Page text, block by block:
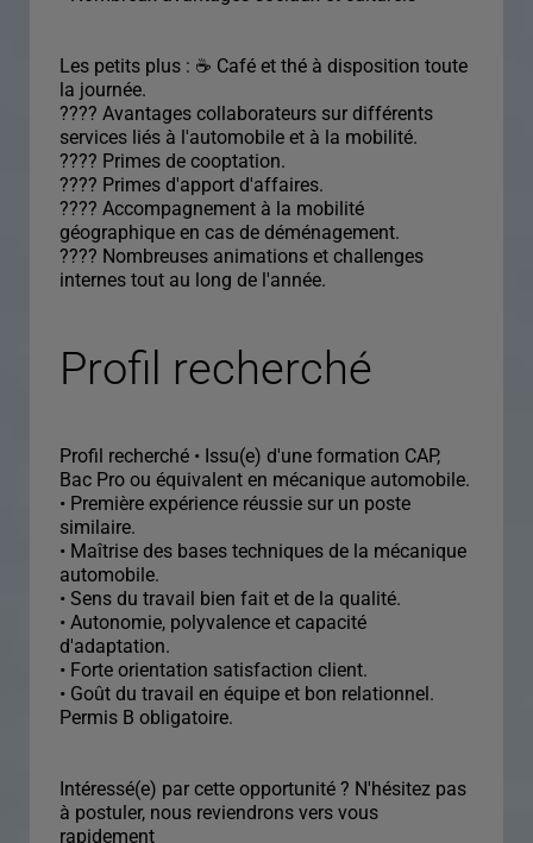
Les petits plus : ☕ Café et thé à disposition toute
la journée.
???? Avantages collaborateurs sur différents
services liés à l'automobile et à la mobilité.
???? Primes de cooptation.
???? Primes d'apport d'affaires.
???? Accompagnement à la mobilité
géographique en cas de déménagement.
???? Nombreuses animations et challenges
internes tout au long de l'année.
Profil recherché
Profil recherché • Issu(e) d'une formation CAP,
Bac Pro ou équivalent en mécanique automobile.
• Première expérience réussie sur un poste
similaire.
• Maîtrise des bases techniques de la mécanique
automobile.
• Sens du travail bien fait et de la qualité.
• Autonomie, polyvalence et capacité
d'adaptation.
• Forte orientation satisfaction client.
• Goût du travail en équipe et bon relationnel.
Permis B obligatoire.
Intéressé(e) par cette opportunité ? N'hésitez pas
à postuler, nous reviendrons vers vous
rapidement